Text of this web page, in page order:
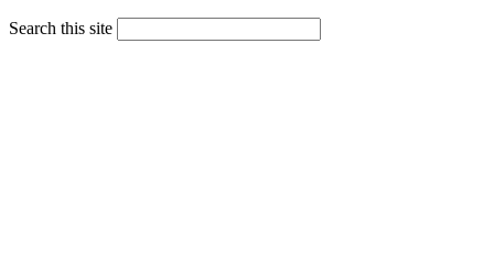
Search this site